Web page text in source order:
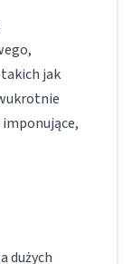
jak
dużych